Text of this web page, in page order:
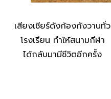
เสียงเชียร์ดังก้องกังวานทั่ว
โรงเรียน ทำให้สนามกีฬา
ได้กลับมามีชีวิตอีกครั้ง